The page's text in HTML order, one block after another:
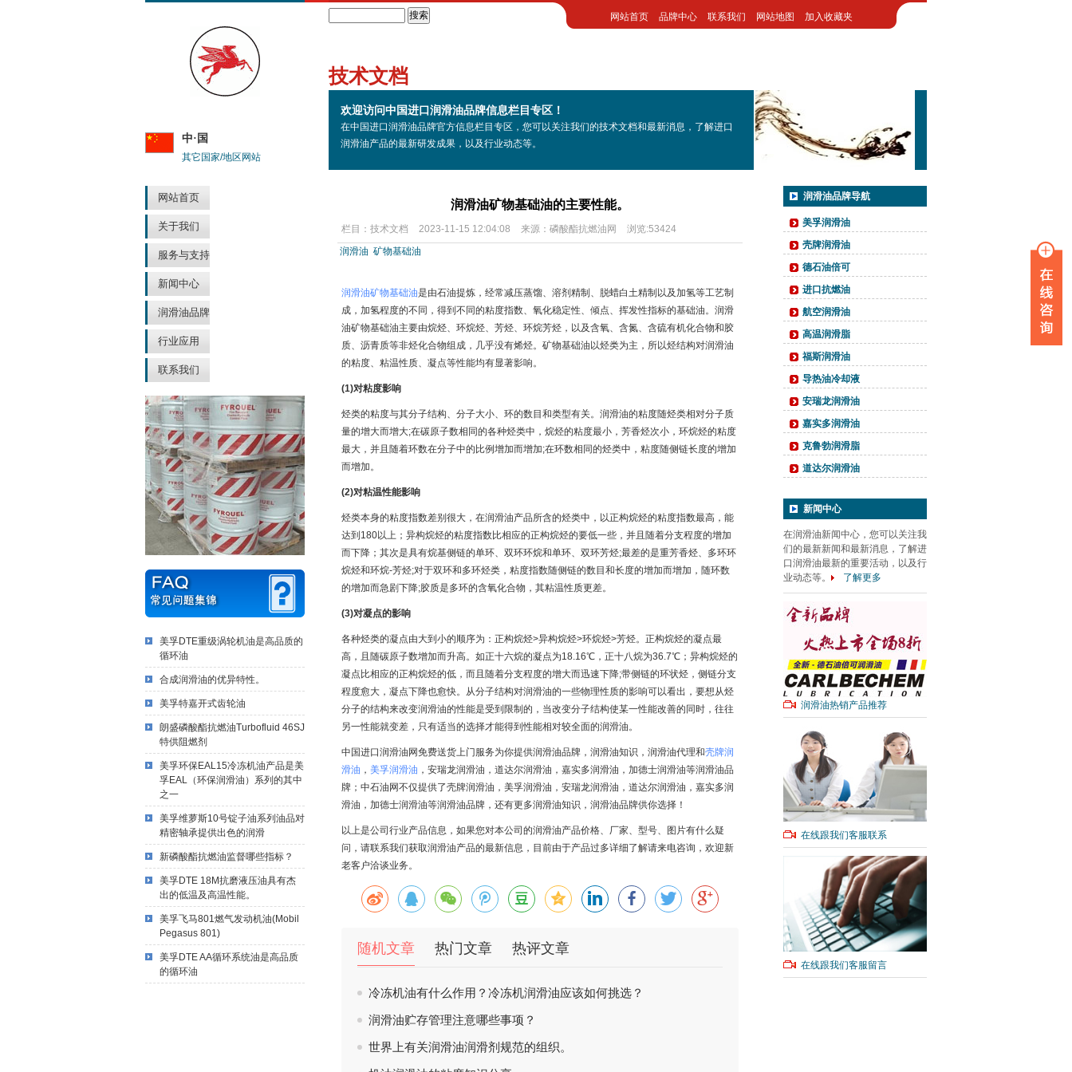
中·国
其它国家/地区网站
网站首页
关于我们
服务与支持
新闻中心
润滑油品牌
行业应用
联系我们
美孚DTE重级涡轮机油是高品质的
循环油
合成润滑油的优异特性。
美孚特嘉开式齿轮油
朗盛磷酸酯抗燃油Turbofluid 46SJ
特供阻燃剂
美孚环保EAL15冷冻机油产品是美
孚EAL（环保润滑油）系列的其中
之一
美孚维萝斯10号锭子油系列油品对
精密轴承提供出色的润滑
新磷酸酯抗燃油监督哪些指标？
美孚DTE 18M抗磨液压油具有杰
出的低温及高温性能。
美孚飞马801燃气发动机油(Mobil
Pegasus 801)
美孚DTE AA循环系统油是高品质
的循环油
网站首页 品牌中心 联系我们 网站地图 加入收藏夹
技术文档
欢迎访问中国进口润滑油品牌信息栏目专区！
在中国进口润滑油品牌官方信息栏目专区，您可以关注我们的技术文档和最新消息，了解进口
润滑油产品的最新研发成果，以及行业动态等。
润滑油矿物基础油的主要性能。
栏目： 技术文档 2023-11-15 12:04:08 来源： 磷酸酯抗燃油网
浏览:53424
润滑油 矿物基础油
润滑油矿物基础油是由石油提炼，经常减压蒸馏、溶剂精制、脱蜡白土精制以及加氢等工艺制
成，加氢程度的不同，得到不同的粘度指数、氧化稳定性、倾点、挥发性指标的基础油。润滑
油矿物基础油主要由烷烃、环烷烃、芳烃、环烷芳烃，以及含氧、含氮、含硫有机化合物和胶
质、沥青质等非烃化合物组成，几乎没有烯烃。矿物基础油以烃类为主，所以烃结构对润滑油
的粘度、粘温性质、凝点等性能均有显著影响。
(1)对粘度影响
烃类的粘度与其分子结构、分子大小、环的数目和类型有关。润滑油的粘度随烃类相对分子质
量的增大而增大;在碳原子数相同的各种烃类中，烷烃的粘度最小，芳香烃次小，环烷烃的粘度
最大，并且随着环数在分子中的比例增加而增加;在环数相同的烃类中，粘度随侧链长度的增加
而增加。
(2)对粘温性能影响
烃类本身的粘度指数差别很大，在润滑油产品所含的烃类中，以正构烷烃的粘度指数最高，能
达到180以上；异构烷烃的粘度指数比相应的正构烷烃的要低一些，并且随着分支程度的增加
而下降；其次是具有烷基侧链的单环、双环环烷和单环、双环芳烃;最差的是重芳香烃、多环环
烷烃和环烷-芳烃;对于双环和多环烃类，粘度指数随侧链的数目和长度的增加而增加，随环数
的增加而急剧下降;胶质是多环的含氧化合物，其粘温性质更差。
(3)对凝点的影响
各种烃类的凝点由大到小的顺序为：正构烷烃>异构烷烃>环烷烃>芳烃。正构烷烃的凝点最
高，且随碳原子数增加而升高。如正十六烷的凝点为18.16℃，正十八烷为36.7℃；异构烷烃的
凝点比相应的正构烷烃的低，而且随着分支程度的增大而迅速下降;带侧链的环状烃，侧链分支
程度愈大，凝点下降也愈快。从分子结构对润滑油的一些物理性质的影响可以看出，要想从烃
分子的结构来改变润滑油的性能是受到限制的，当改变分子结构使某一性能改善的同时，往往
另一性能就变差，只有适当的选择才能得到性能相对较全面的润滑油。
中国进口润滑油网免费送货上门服务为你提供润滑油品牌，润滑油知识，润滑油代理和壳牌润
滑油 ， 美孚润滑油 ，安瑞龙润滑油，道达尔润滑油，嘉实多润滑油，加德士润滑油等润滑油品
牌；中石油网不仅提供了壳牌润滑油，美孚润滑油，安瑞龙润滑油，道达尔润滑油，嘉实多润
滑油，加德士润滑油等润滑油品牌，还有更多润滑油知识，润滑油品牌供你选择！
以上是公司行业产品信息，如果您对本公司的润滑油产品价格、厂家、型号、图片有什么疑
问，请联系我们获取润滑油产品的最新信息，目前由于产品过多详细了解请来电咨询，欢迎新
老客户洽谈业务。
随机文章 热门文章 热评文章
冷冻机油有什么作用？冷冻机润滑油应该如何挑选？
润滑油贮存管理注意哪些事项？
世界上有关润滑油润滑剂规范的组织。
润滑油品牌导航
美孚润滑油
壳牌润滑油
德石油倍可
进口抗燃油
航空润滑油
高温润滑脂
福斯润滑油
导热油冷却液
安瑞龙润滑油
嘉实多润滑油
克鲁勃润滑脂
道达尔润滑油
新闻中心
在润滑油新闻中心，您可以关注我
们的最新新闻和最新消息，了解进
口润滑油最新的重要活动，以及行
业动态等。
了解更多
润滑油热销产品推荐
在线跟我们客服联系
在线跟我们客服留言